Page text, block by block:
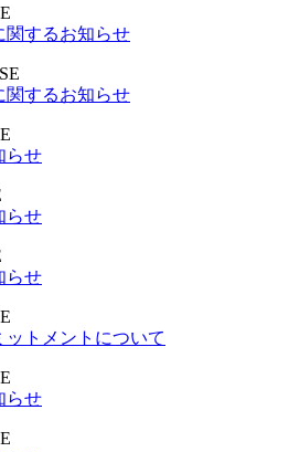
関するお知らせ
関するお知らせ
らせ
らせ
らせ
ットメントについて
らせ